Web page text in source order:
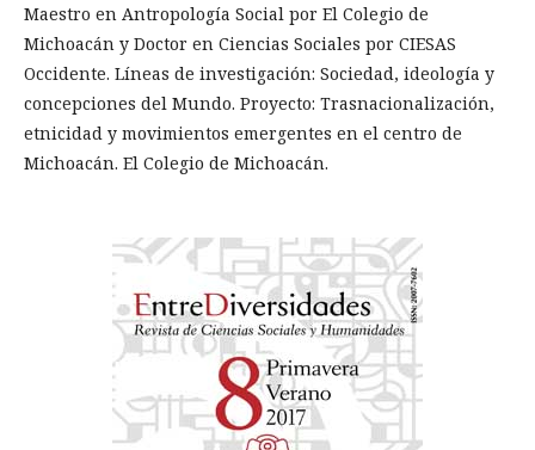
Maestro en Antropología Social por El Colegio de
Michoacán y Doctor en Ciencias Sociales por CIESAS
Occidente. Líneas de investigación: Sociedad, ideología y
concepciones del Mundo. Proyecto: Trasnacionalización,
etnicidad y movimientos emergentes en el centro de
Michoacán. El Colegio de Michoacán.